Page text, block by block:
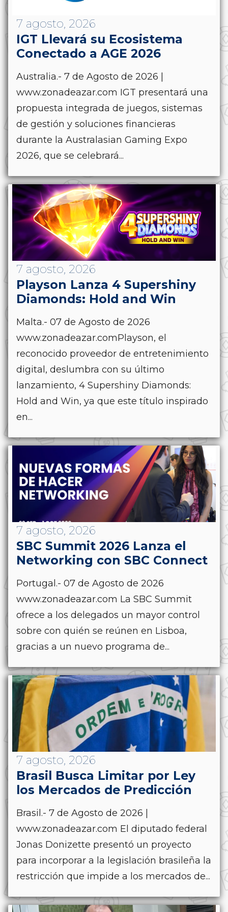
7 agosto, 2026
IGT Llevará su Ecosistema
Conectado a AGE 2026
Australia.- 7 de Agosto de 2026 |
www.zonadeazar.com IGT presentará una
propuesta integrada de juegos, sistemas
de gestión y soluciones financieras
durante la Australasian Gaming Expo
2026, que se celebrará...
7 agosto, 2026
Playson Lanza 4 Supershiny
Diamonds: Hold and Win
Malta.- 07 de Agosto de 2026
www.zonadeazar.comPlayson, el
reconocido proveedor de entretenimiento
digital, deslumbra con su último
lanzamiento, 4 Supershiny Diamonds:
Hold and Win, ya que este título inspirado
en...
7 agosto, 2026
SBC Summit 2026 Lanza el
Networking con SBC Connect
Portugal.- 07 de Agosto de 2026
www.zonadeazar.com La SBC Summit
ofrece a los delegados un mayor control
sobre con quién se reúnen en Lisboa,
gracias a un nuevo programa de...
7 agosto, 2026
Brasil Busca Limitar por Ley
los Mercados de Predicción
Brasil.- 7 de Agosto de 2026 |
www.zonadeazar.com El diputado federal
Jonas Donizette presentó un proyecto
para incorporar a la legislación brasileña la
restricción que impide a los mercados de...